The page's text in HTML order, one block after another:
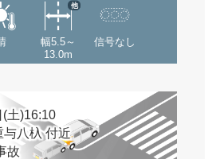
幅5.5～
13.0m
他
信号なし
土)16:10
与八杁 付近
故